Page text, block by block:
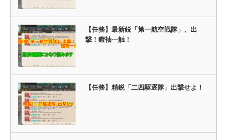
【任務】最新鋭「第一航空戦隊」、出
撃！鎧袖一触！
【任務】精鋭「二四駆逐隊」出撃せよ！